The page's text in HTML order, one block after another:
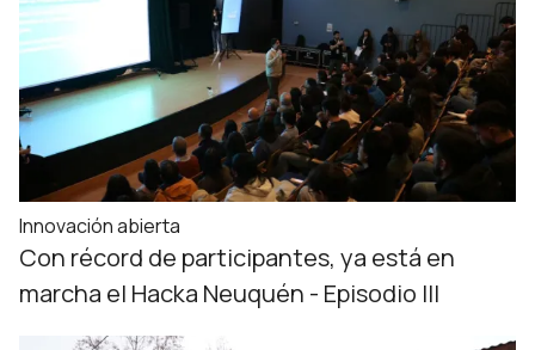
Innovación abierta
Con récord de participantes, ya está en
marcha el Hacka Neuquén - Episodio III